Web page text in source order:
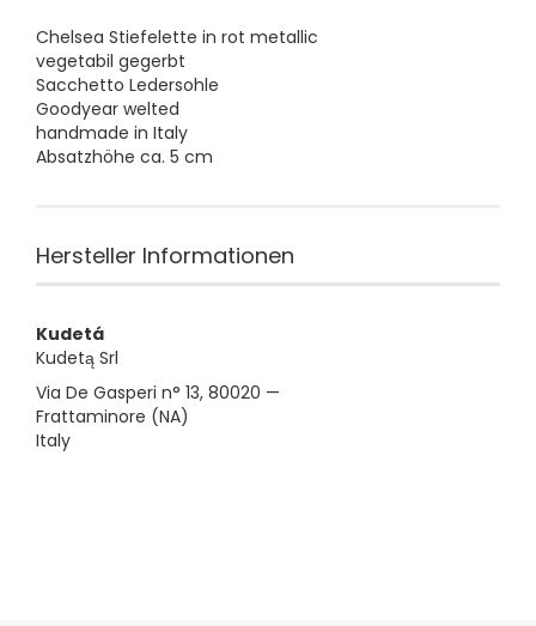
Chelsea Stiefelette in rot metallic
vegetabil gegerbt
Sacchetto Ledersohle
​Goodyear welted
handmade in Italy
Absatzhöhe ca. 5 cm
Hersteller Informationen
Kudetá
Kudetą Srl
Via De Gasperi n° 13, 80020 —
Frattaminore (NA)
Italy